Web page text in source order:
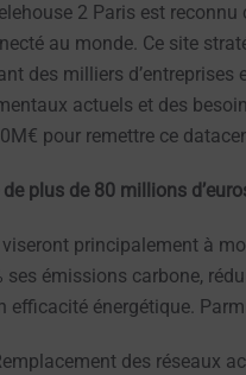
2 Paris est
au monde. Ce site
des milliers
actuels et des
pour remettre ce
de plus de 80 millions
principalement à
ses émissions carbone,
énergétique.
des réseaux